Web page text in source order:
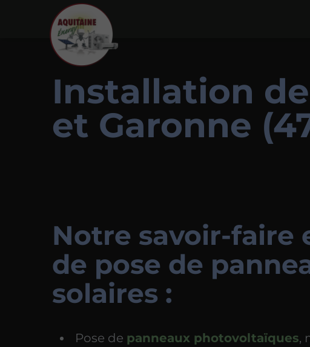
Installation
et Garonne
Notre savoir-faire
de pose de
solaires :
Pose de panneaux photovoltaïques,